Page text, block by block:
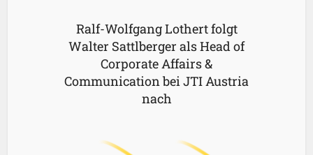
Ralf-Wolfgang Lothert folgt
Walter Sattlberger als Head of
Corporate Affairs &
Communication bei JTI Austria
nach